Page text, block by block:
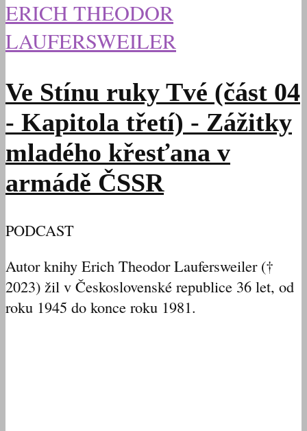
ERICH THEODOR
LAUFERSWEILER
Ve Stínu ruky Tvé (část 04
- Kapitola třetí) - Zážitky
mladého křesťana v
armádě ČSSR
PODCAST
Autor knihy Erich Theodor Laufersweiler (†
2023) žil v Československé republice 36 let, od
roku 1945 do konce roku 1981.